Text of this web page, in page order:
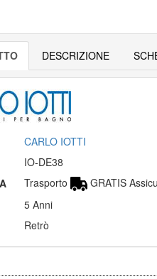
DESCRIZIONE
CARLO IOTTI
IO-DE38
Trasporto
GRATIS
5 Anni
Retrò